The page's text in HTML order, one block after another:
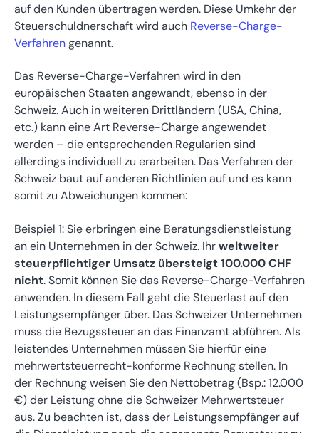
auf den Kunden übertragen werden. Diese Umkehr der
Steuerschuldnerschaft wird auch Reverse-Charge-
Verfahrengenannt.
Das Reverse-Charge-Verfahren wird in den
europäischen Staaten angewandt, ebenso in der
Schweiz. Auch in weiteren Drittländern (USA, China,
etc.) kann eine Art Reverse-Charge angewendet
werden – die entsprechenden Regularien sind
allerdings individuell zu erarbeiten. Das Verfahren der
Schweiz baut auf anderen Richtlinien auf und es kann
somit zu Abweichungen kommen:
Beispiel 1: Sie erbringen eine Beratungsdienstleistung
an ein Unternehmen in der Schweiz. Ihrweltweiter
steuerpflichtiger Umsatz übersteigt 100.000 CHF
nicht. Somit können Sie das Reverse-Charge-Verfahren
anwenden. In diesem Fall geht die Steuerlast auf den
Leistungsempfänger über. Das Schweizer Unternehmen
muss die Bezugssteuer an das Finanzamt abführen. Als
leistendes Unternehmen müssen Sie hierfür eine
mehrwertsteuerrecht-konforme Rechnung stellen. In
der Rechnung weisen Sie den Nettobetrag (Bsp.: 12.000
€) der Leistung ohne die Schweizer Mehrwertsteuer
aus. Zu beachten ist, dass der Leistungsempfänger auf